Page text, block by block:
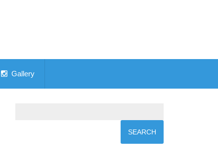
Gallery